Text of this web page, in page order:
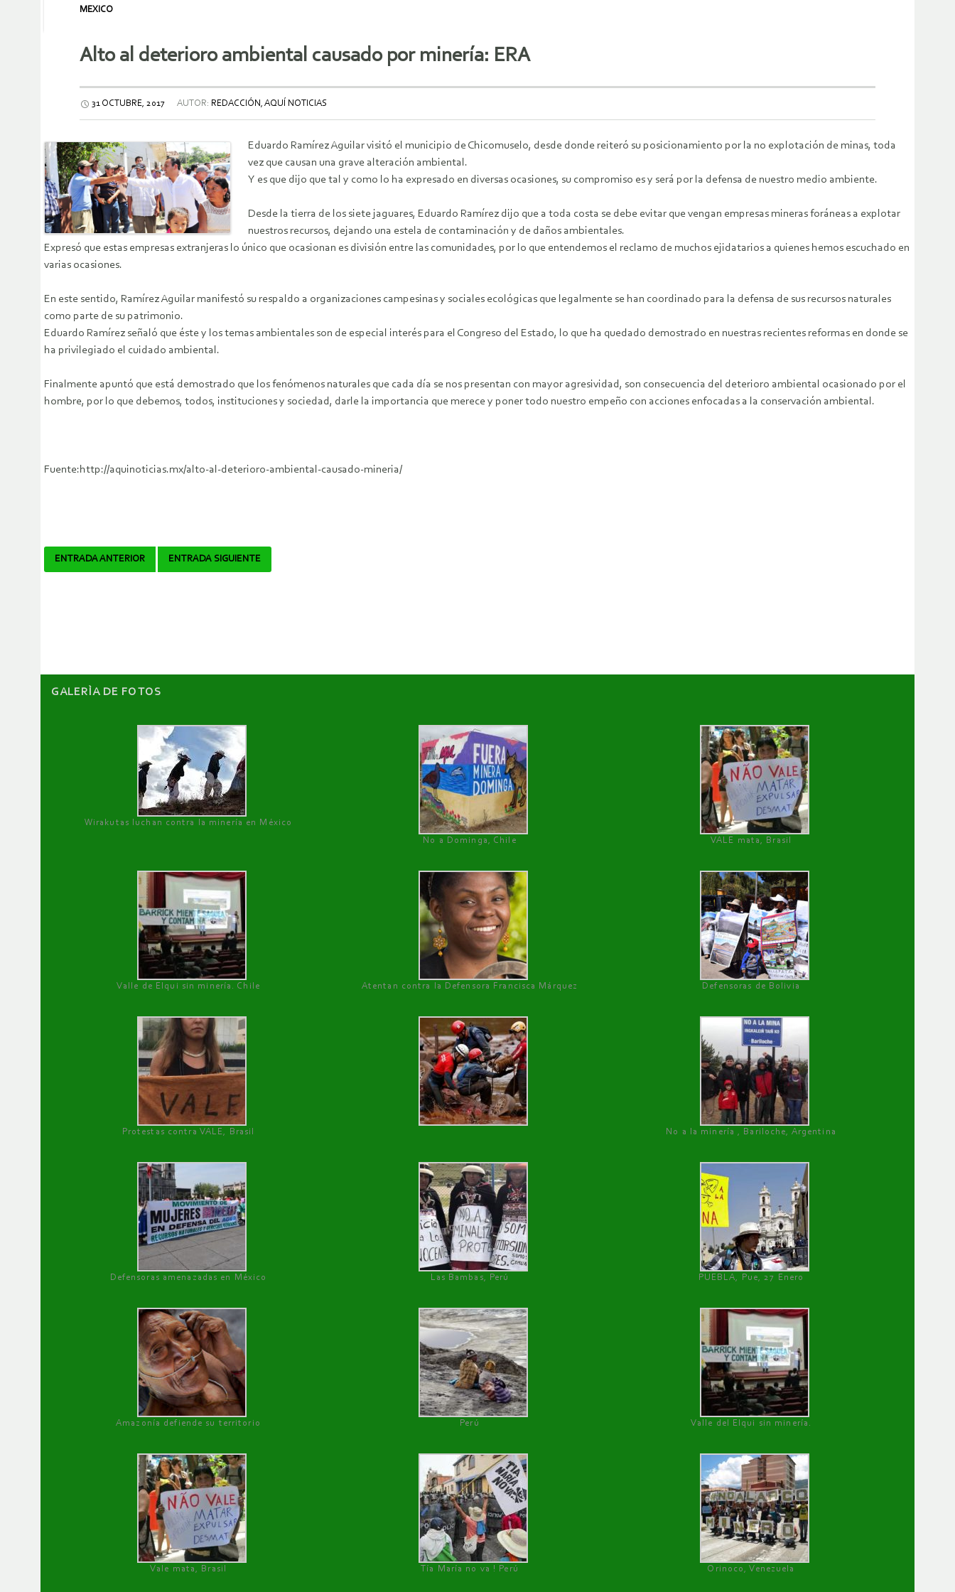
MEXICO
Alto al deterioro ambiental causado por minería: ERA
31 OCTUBRE, 2017 AUTOR: REDACCIÓN, AQUÍ NOTICIAS
Eduardo Ramírez Aguilar visitó el municipio de Chicomuselo, desde donde reiteró su posicionamiento por la no explotación de minas, toda
vez que causan una grave alteración ambiental.
Y es que dijo que tal y como lo ha expresado en diversas ocasiones, su compromiso es y será por la defensa de nuestro medio ambiente.
Desde la tierra de los siete jaguares, Eduardo Ramírez dijo que a toda costa se debe evitar que vengan empresas mineras foráneas a explotar
nuestros recursos, dejando una estela de contaminación y de daños ambientales.
Expresó que estas empresas extranjeras lo único que ocasionan es división entre las comunidades, por lo que entendemos el reclamo de muchos ejidatarios a quienes hemos escuchado en
varias ocasiones.
En este sentido, Ramírez Aguilar manifestó su respaldo a organizaciones campesinas y sociales ecológicas que legalmente se han coordinado para la defensa de sus recursos naturales
como parte de su patrimonio.
Eduardo Ramírez señaló que éste y los temas ambientales son de especial interés para el Congreso del Estado, lo que ha quedado demostrado en nuestras recientes reformas en donde se
ha privilegiado el cuidado ambiental.
Finalmente apuntó que está demostrado que los fenómenos naturales que cada día se nos presentan con mayor agresividad, son consecuencia del deterioro ambiental ocasionado por el
hombre, por lo que debemos, todos, instituciones y sociedad, darle la importancia que merece y poner todo nuestro empeño con acciones enfocadas a la conservación ambiental.
Fuente:http://aquinoticias.mx/alto-al-deterioro-ambiental-causado-mineria/
Navegador
ENTRADA ANTERIOR ENTRADA SIGUIENTE
GALERÌA DE FOTOS
Wirakutas luchan contra la minería en México
No a Dominga, Chile
VALE mata, Brasil
Valle de Elqui sin minería. Chile Atentan contra la Defensora Francisca Márquez Defensoras de Bolivia
Protestas contra VALE, Brasil No a la minería , Bariloche, Argentina
Defensoras amenazadas en México Las Bambas, Perú PUEBLA, Pue, 27 Enero
Amazonía defiende su territorio Perú Valle del Elqui sin minería.
Vale mata, Brasil Tía María no va ! Perú Orinoco, Venezuela